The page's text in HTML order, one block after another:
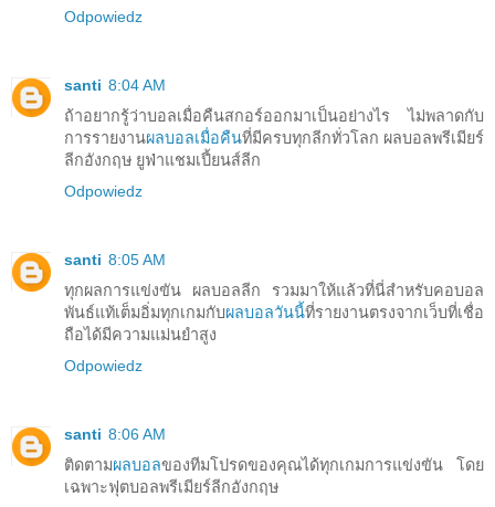
Odpowiedz
santi 8:04 AM
ถ้าอยากรู้ว่าบอลเมื่อคืนสกอร์ออกมาเป็นอย่างไร ไม่พลาดกับ
การรายงานผลบอลเมื่อคืนที่มีครบทุกลีกทั่วโลก ผลบอลพรีเมียร์
ลีกอังกฤษ ยูฟ่าแชมเปี้ยนส์ลีก
Odpowiedz
santi 8:05 AM
ทุกผลการแข่งขัน ผลบอลลีก รวมมาให้แล้วที่นี่สำหรับคอบอล
พันธ์แท้เต็มอิ่มทุกเกมกับผลบอลวันนี้ที่รายงานตรงจากเว็บที่เชื่อ
ถือได้มีความแม่นยำสูง
Odpowiedz
santi 8:06 AM
ติดตามผลบอลของทีมโปรดของคุณได้ทุกเกมการแข่งขัน โดย
เฉพาะฟุตบอลพรีเมียร์ลีกอังกฤษ